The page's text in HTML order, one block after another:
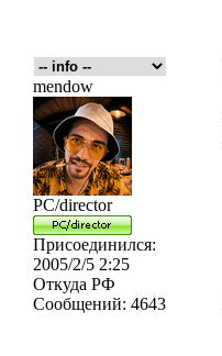
mendow
PC/director
Присоединился:
2005/2/5 2:25
Откуда РФ
Сообщений: 4643